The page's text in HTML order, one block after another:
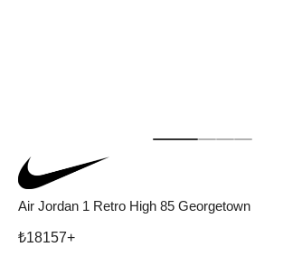
Air Jordan 1 Retro High 85 Georgetown
₺18157+